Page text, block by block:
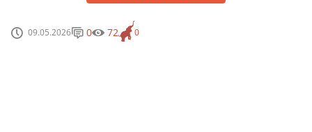
09.05.2026 0
0 72